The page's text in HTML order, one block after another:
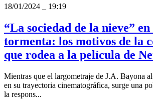
18/01/2024
19:19
“La sociedad de la nieve”
tormenta: los motivos de la
que rodea a la película de
Mientras que el largometraje de J.A. Bayona
en su trayectoria cinematográfica, surge una
la respons...